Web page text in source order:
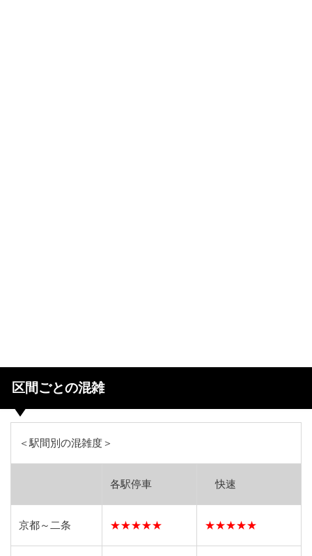
区間ごとの混雑
＜駅間別の混雑度＞
各駅停車 快速
京都～二条 ★★★★★ ★★★★★